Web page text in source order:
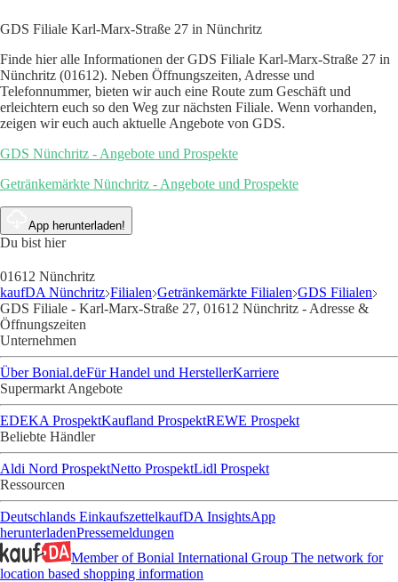
GDS Filiale Karl-Marx-Straße 27 in Nünchritz
Finde hier alle Informationen der GDS Filiale Karl-Marx-Straße 27 in
Nünchritz (01612). Neben Öffnungszeiten, Adresse und
Telefonnummer, bieten wir auch eine Route zum Geschäft und
erleichtern euch so den Weg zur nächsten Filiale. Wenn vorhanden,
zeigen wir euch auch aktuelle Angebote von GDS.
GDS Nünchritz - Angebote und Prospekte
Getränkemärkte Nünchritz - Angebote und Prospekte
App herunterladen!
Du bist hier
01612 Nünchritz
kaufDA Nünchritz Filialen Getränkemärkte Filialen GDS Filialen
GDS Filiale - Karl-Marx-Straße 27, 01612 Nünchritz - Adresse &
Öffnungszeiten
Unternehmen
Über Bonial.deFür Handel und HerstellerKarriere
Supermarkt Angebote
EDEKA ProspektKaufland ProspektREWE Prospekt
Beliebte Händler
Aldi Nord ProspektNetto ProspektLidl Prospekt
Ressourcen
Deutschlands EinkaufszettelkaufDA InsightsApp
herunterladenPressemeldungen
Member of Bonial International Group The network for
location based shopping information